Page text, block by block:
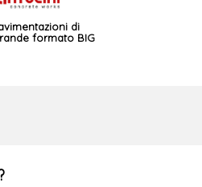
di
formato BIG